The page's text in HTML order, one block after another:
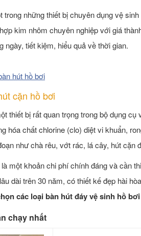
trong những thiết bị chuyên dụng vệ
kim nhôm chuyên nghiệp với giá
ngày, tiết kiệm, hiểu quả về thời gian.
hút hồ bơi
cặn hồ bơi
thiết bị rất quan trọng trong bộ dụng
hóa chất chlorine (clo) diệt vi khuẩn,
như chà rêu, vớt rác, lá cây, hút cặn
là một khoản chi phí chính đáng và cần
dài trên 30 năm, có thiết kế đẹp hài
các loại bàn hút đáy vệ sinh hồ bơi
chạy nhất